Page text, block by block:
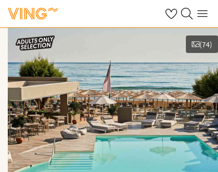
Se dine sparte
Søk påMeny
Vis bilder
(74)